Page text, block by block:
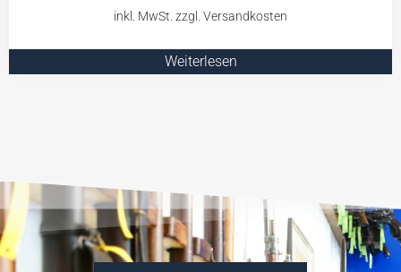
Weiterlesen